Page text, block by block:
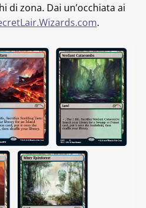
di zona. Dai un’occhiata ai
.